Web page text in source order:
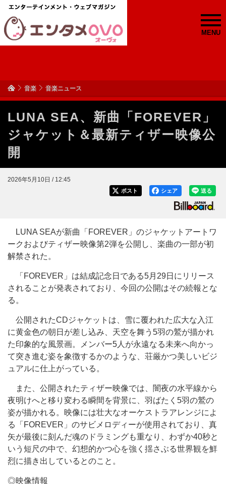
MENU
音楽 音楽ニュース
LUNA SEA、新曲「FOREVER」
ジャケット＆最新ティザー映像公
開
2026年5月10日 / 12:45
送る
シェア
ポスト
LUNA SEAが新曲「FOREVER」のジャケットアートワ
ークおよびティザー映像第2弾を公開し、楽曲の一部が初
解禁された。
「FOREVER」は結成記念日である5月29日にリリース
されることが発表されており、今回の公開はその続報とな
る。
公開されたCDジャケットは、雪に覆われた広大な入江
に黄金色の朝日が差し込み、天空を舞う5羽の鷲が描かれ
た印象的な風景画。メンバー5人が永遠なる未来へ向かっ
て突き進む姿を象徴するかのような、荘厳かつ美しいビジ
ュアルに仕上がっている。
また、公開されたティザー映像では、闇夜の水平線から
夜明けへと移り変わる瞬間を背景に、羽ばたく5羽の鷲の
姿が描かれる。映像には壮大なオーケストラアレンジによ
る「FOREVER」のサビメロディーが使用されており、真
矢が最後に刻んだ魂のドラミングも重なり、わずか40秒と
いう短尺の中で、幻想的かつ心を強く揺さぶる世界観を鮮
烈に描き出しているとのこと。
◎映像情報